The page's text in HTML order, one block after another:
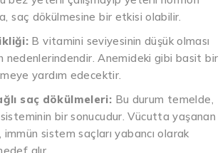
saç dökülmesine bir etkisi olabilir.
B vitamini seviyesinin düşük olması
nedenlerindendir. Anemideki gibi basit bir
yardım edecektir.
saç dökülmeleri: Bu durum temelde,
sisteminin bir sonucudur. Vücutta yaşanan
sistem saçları yabancı olarak